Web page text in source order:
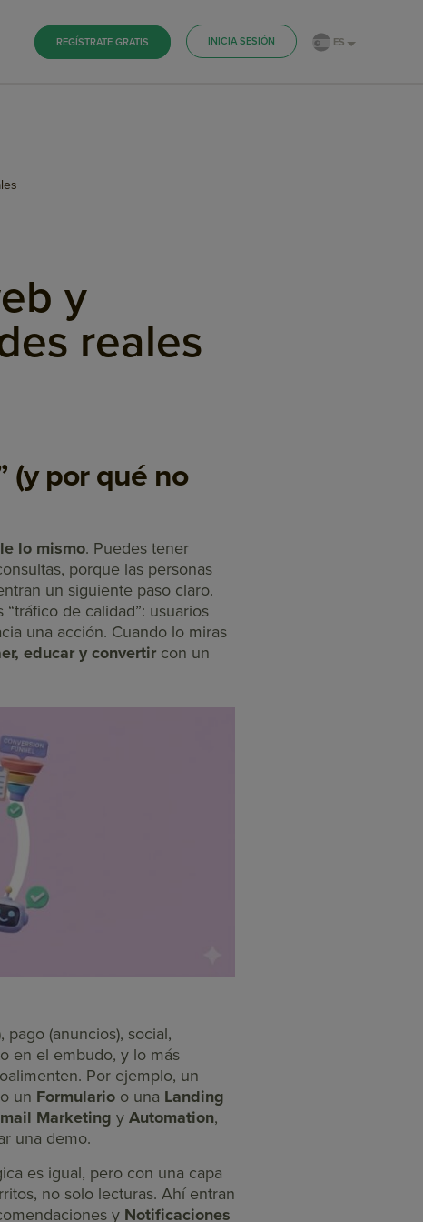
REGÍSTRATE GRATIS INICIA SESIÓN ES
y
reales
(y por qué no
lo mismo. Puedes tener
porque las personas
un siguiente paso claro.
de calidad”: usuarios
una acción. Cuando lo miras
educar y convertir con un
(anuncios), social,
en el embudo, y lo más
Por ejemplo, un
un Formulario o una Landing
Marketing y Automation,
una demo.
es igual, pero con una capa
no solo lecturas. Ahí entran
y Notificaciones